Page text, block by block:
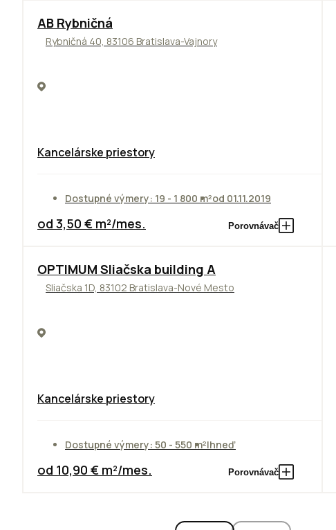
AB Rybničná
Rybničná 40, 83106 Bratislava-Vajnory
Kancelárske priestory
Dostupné výmery: 19 - 1 800 m²od 01.11.2019
od 3,50 € m²/mes. Porovnávač
OPTIMUM Sliačska building A
Sliačska 1D, 83102 Bratislava-Nové Mesto
Kancelárske priestory
Dostupné výmery: 50 - 550 m²Ihneď
od 10,90 € m²/mes. Porovnávač